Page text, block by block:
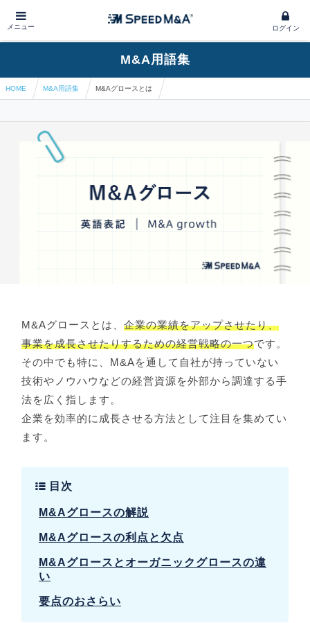
メニュー ログイン
M&A用語集
HOME M&A用語集 M&Aグロースとは
M&Aグロースとは、企業の業績をアップさせたり、
事業を成長させたりするための経営戦略の一つです。
その中でも特に、M&Aを通して自社が持っていない
技術やノウハウなどの経営資源を外部から調達する手
法を広く指します。
企業を効率的に成長させる方法として注目を集めてい
ます。
目次
M&Aグロースの解説
M&Aグロースの利点と欠点
M&Aグロースとオーガニックグロースの違
い
要点のおさらい